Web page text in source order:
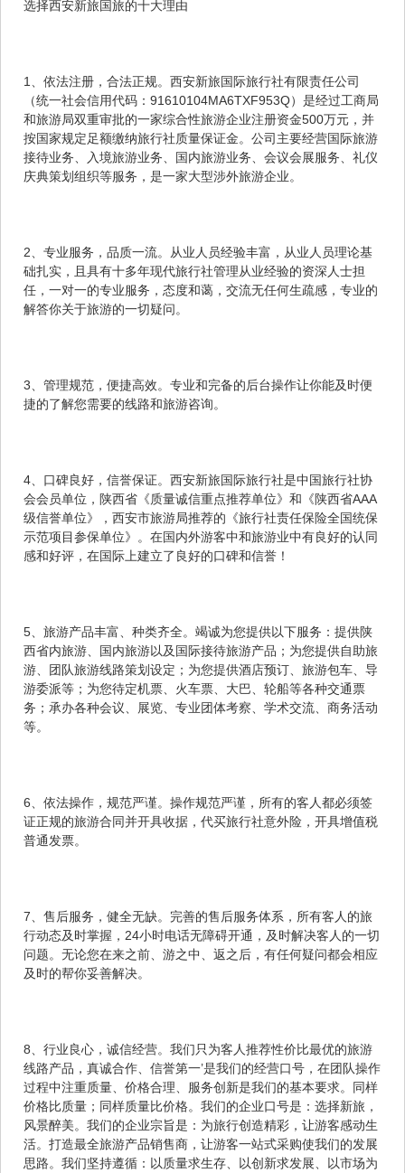
选择西安新旅国旅的十大理由
1、依法注册，合法正规。西安新旅国际旅行社有限责任公司
（统一社会信用代码：91610104MA6TXF953Q）是经过工商局
和旅游局双重审批的一家综合性旅游企业注册资金500万元，并
按国家规定足额缴纳旅行社质量保证金。公司主要经营国际旅游
接待业务、入境旅游业务、国内旅游业务、会议会展服务、礼仪
庆典策划组织等服务，是一家大型涉外旅游企业。
2、专业服务，品质一流。从业人员经验丰富，从业人员理论基
础扎实，且具有十多年现代旅行社管理从业经验的资深人士担
任，一对一的专业服务，态度和蔼，交流无任何生疏感，专业的
解答你关于旅游的一切疑问。
3、管理规范，便捷高效。专业和完备的后台操作让你能及时便
捷的了解您需要的线路和旅游咨询。
4、口碑良好，信誉保证。西安新旅国际旅行社是中国旅行社协
会会员单位，陕西省《质量诚信重点推荐单位》和《陕西省AAA
级信誉单位》，西安市旅游局推荐的《旅行社责任保险全国统保
示范项目参保单位》。在国内外游客中和旅游业中有良好的认同
感和好评，在国际上建立了良好的口碑和信誉！
5、旅游产品丰富、种类齐全。竭诚为您提供以下服务：提供陕
西省内旅游、国内旅游以及国际接待旅游产品；为您提供自助旅
游、团队旅游线路策划设定；为您提供酒店预订、旅游包车、导
游委派等；为您待定机票、火车票、大巴、轮船等各种交通票
务；承办各种会议、展览、专业团体考察、学术交流、商务活动
等。
6、依法操作，规范严谨。操作规范严谨，所有的客人都必须签
证正规的旅游合同并开具收据，代买旅行社意外险，开具增值税
普通发票。
7、售后服务，健全无缺。完善的售后服务体系，所有客人的旅
行动态及时掌握，24小时电话无障碍开通，及时解决客人的一切
问题。无论您在来之前、游之中、返之后，有任何疑问都会相应
及时的帮你妥善解决。
8、行业良心，诚信经营。我们只为客人推荐性价比最优的旅游
线路产品，真诚合作、信誉第一’是我们的经营口号，在团队操作
过程中注重质量、价格合理、服务创新是我们的基本要求。同样
价格比质量；同样质量比价格。我们的企业口号是：选择新旅，
风景醉美。我们的企业宗旨是：为旅行创造精彩，让游客感动生
活。打造最全旅游产品销售商，让游客一站式采购使我们的发展
思路。我们坚持遵循：以质量求生存、以创新求发展、以市场为